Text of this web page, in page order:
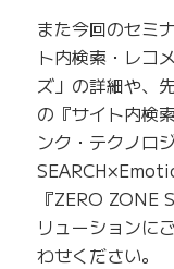
また今回のセミ
ト内検索・レコ
ズ」の詳細や、
の『サイト内検
ンク・テクノロ
『ZERO ZONE
リューションに
わせください。